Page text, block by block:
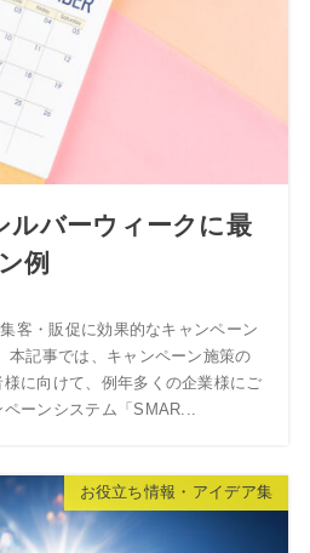
ルバーウィークに最
例
客・販促に効果的なキャンペーン
本記事では、キャンペーン施策の
に向けて、例年多くの企業様にご
ーンシステム「SMAR...
お役立ち情報・アイデア集